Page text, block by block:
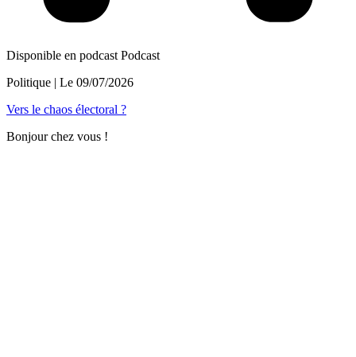
Disponible en podcast Podcast
Politique | Le 09/07/2026
Vers le chaos électoral ?
Bonjour chez vous !